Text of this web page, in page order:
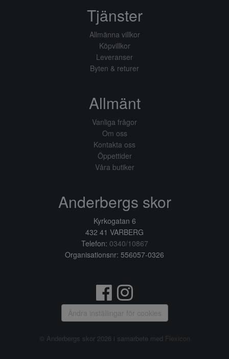
Tjänster
Allmänna villkor
Köpvillkor
Leveranser
Byten & returer
Allmänt
Vanliga frågor
Om oss
Kontakta oss
Öppettider
Våra butiker
Anderbergs skor
Kyrkogatan 6
432 41 VARBERG
Telefon: 0340/10867
Organisationsnr: 556057-0326
Ändra inställingar för cookies
© Anderbergs skor 2026 i samarbete med Flexicon